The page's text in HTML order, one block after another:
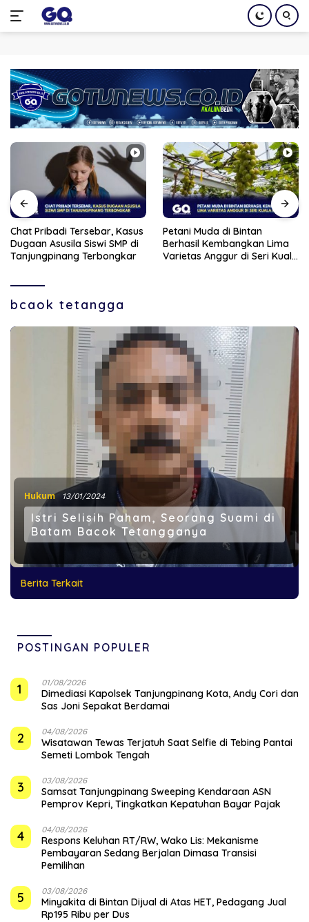
konten
Petani Muda di Bintan
Berhasil Kembangkan Lima
Varietas Anggur di Seri Kuala
Aksi Freestyle Viral,
Pengendara Wanita di
Pekanbaru Ditilang Polisi
bcaok tetangga
Hukum 13/01/2024
Istri Selisih Paham, Seorang Suami di
Batam Bacok Tetangganya
Berita Terkait
POSTINGAN POPULER
1 01/08/2026
Dimediasi Kapolsek Tanjungpinang Kota, Andy Cori dan
Sas Joni Sepakat Berdamai
2 04/08/2026
Wisatawan Tewas Terjatuh Saat Selfie di Tebing Pantai
Semeti Lombok Tengah
3 03/08/2026
Samsat Tanjungpinang Sweeping Kendaraan ASN
Pemprov Kepri, Tingkatkan Kepatuhan Bayar Pajak
4 04/08/2026
‎Respons Keluhan RT/RW, Wako Lis: Mekanisme
Pembayaran Sedang Berjalan Dimasa Transisi
Pemilihan
5 03/08/2026
Minyakita di Bintan Dijual di Atas HET, Pedagang Jual
Rp195 Ribu per Dus